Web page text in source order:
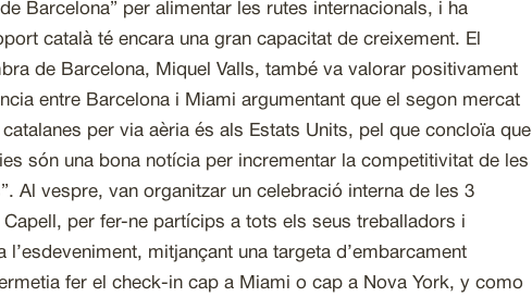
Barcelona” per alimentar les rutes internacionals, i ha
català té encara una gran capacitat de creixement. El
de Barcelona, Miquel Valls, també va valorar positivament
entre Barcelona i Miami argumentant que el segon mercat
per via aèria és als Estats Units, pel que concloïa que
són una bona notícia per incrementar la competitivitat de les
Al vespre, van organitzar un celebració interna de les 3
per fer-ne partícips a tots els seus treballadors i
l’esdeveniment, mitjançant una targeta d’embarcament
fer el check-in cap a Miami o cap a Nova York, y como